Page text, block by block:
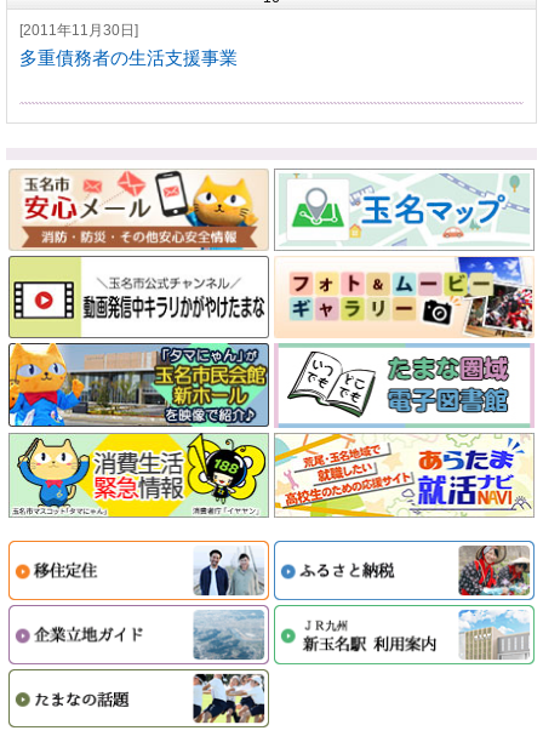
[2011年11月30日]
多重債務者の生活支援事業